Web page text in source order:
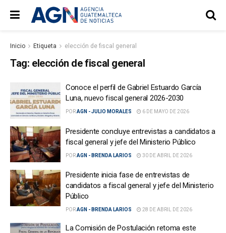
Inicio Etiqueta elección de fiscal general
Tag: elección de fiscal general
Conoce el perfil de Gabriel Estuardo García
Luna, nuevo fiscal general 2026-2030
PORAGN - JULIO MORALES 6 DE MAYO DE 2026
Presidente concluye entrevistas a candidatos a
fiscal general y jefe del Ministerio Público
PORAGN - BRENDA LARIOS 30 DE ABRIL DE 2026
Presidente inicia fase de entrevistas de
candidatos a fiscal general y jefe del Ministerio
Público
PORAGN - BRENDA LARIOS 28 DE ABRIL DE 2026
La Comisión de Postulación retoma este